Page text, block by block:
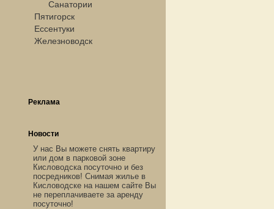
Санатории
Пятигорск
Ессентуки
Железноводск
Реклама
Новости
У нас Вы можете снять квартиру
или дом в парковой зоне
Кисловодска посуточно и без
посредников! Снимая жилье в
Кисловодске на нашем сайте Вы
не переплачиваете за аренду
посуточно!